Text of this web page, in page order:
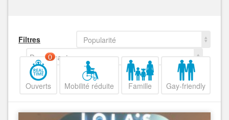
Filtres
Popularité
Decroissant
Ouverts
0
Mobilité réduite Famille Gay-friendly